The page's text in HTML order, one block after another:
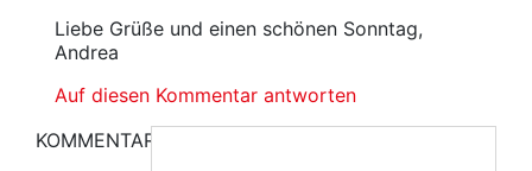
Liebe Grüße und einen schönen Sonntag,
Andrea
Auf diesen Kommentar antworten
KOMMENTAR